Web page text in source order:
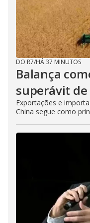
DO R7/HÁ 37 MINUTOS
Balança
superávit de
Exportações e
China segue como